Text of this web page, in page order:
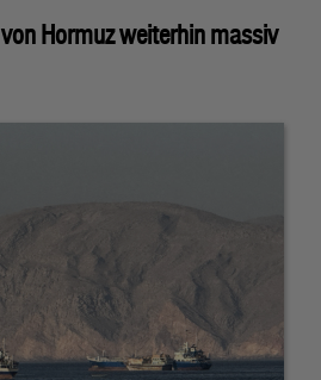
Hormuz weiterhin massiv